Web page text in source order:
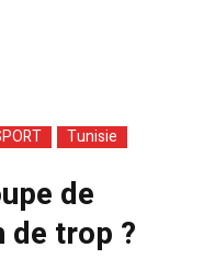
Tunisie
de
de trop ?